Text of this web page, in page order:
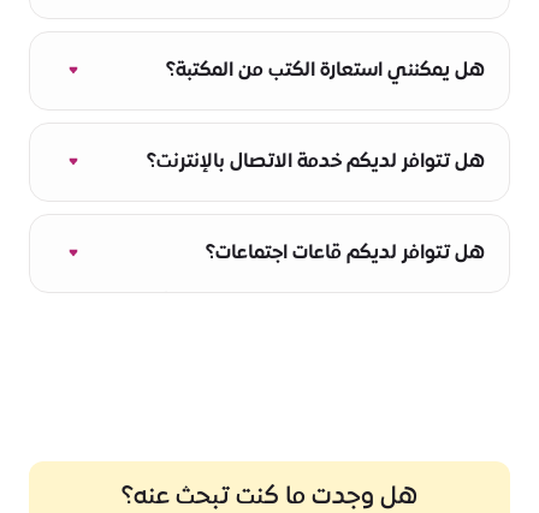
لا
هل يمكنني استعارة الكتب من المكتبة؟
نعم! يمكن استعارة الكتب لمدة 7 أيام. لاستعارة
كتاب، يُرجى تقديم بطاقة الهوية الإماراتية الخاصة
بك وترك تفاصيل التواصل لدى مكتب الاستقبال.
هل تتوافر لديكم خدمة الاتصال بالإنترنت؟
توفر مدينة إكسبو دبي خدمة إنترنت مجانية.
هل تتوافر لديكم قاعات اجتماعات؟
هل وجدت ما كنت تبحث عنه؟